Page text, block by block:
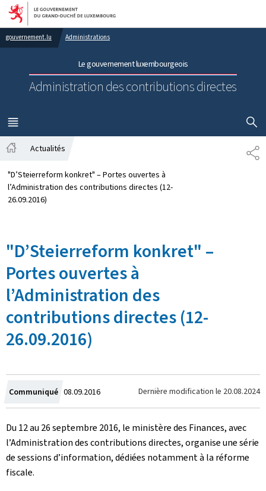
Aller au menu principal
Aller au contenu
gouvernement.lu Administrations
Le gouvernement luxembourgeois
Administration des contributions directes
MENU
PRINCIPAL
Actualités
"D’Steierreform konkret" – Portes ouvertes à
l’Administration des contributions directes (12-
26.09.2016)
"D’Steierreform konkret" –
Portes ouvertes à
l’Administration des
contributions directes (12-
26.09.2016)
Communiqué Crée
le
08.09.2016 Dernière modification le 20.08.2024
Du 12 au 26 septembre 2016, le ministère des Finances, avec
l’Administration des contributions directes, organise une série
de sessions d’information, dédiées notamment à la réforme
fiscale.